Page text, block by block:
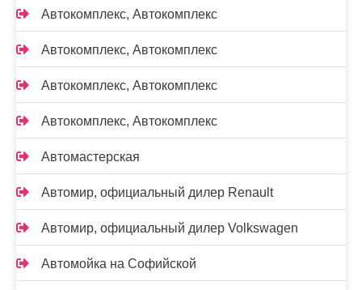
Автокомплекс, Автокомплекс
Автокомплекс, Автокомплекс
Автокомплекс, Автокомплекс
Автокомплекс, Автокомплекс
Автомастерская
Автомир, официальный дилер Renault
Автомир, официальный дилер Volkswagen
Автомойка на Софийской